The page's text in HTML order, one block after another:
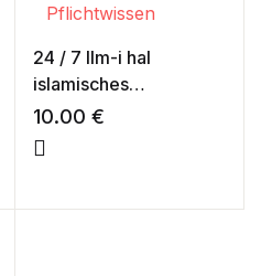
24 / 7 Ilm-i hal
islamisches
Pflichtwissen
10.00 €